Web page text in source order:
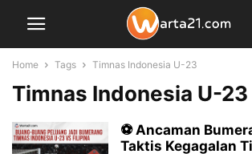
Home Tags Timnas Indonesia U-23
Timnas Indonesia U-23
⚽ Ancaman
Taktis Kegagalan